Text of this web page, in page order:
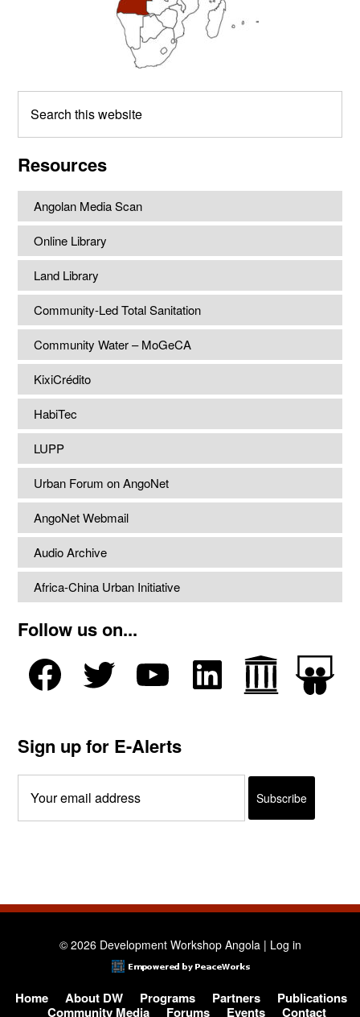
this
Resources
Angolan Media Scan
Online Library
Land Library
Community-Led Total Sanitation
Community Water – MoGeCA
KixiCrédito
HabiTec
LUPP
Urban Forum on AngoNet
AngoNet Webmail
Audio Archive
Africa-China Urban Initiative
Follow us on...
Sign up for E-Alerts
© 2026 Development Workshop Angola | Log in
Home About DW Programs Partners
Publications
Community Media
Forums Events Contact